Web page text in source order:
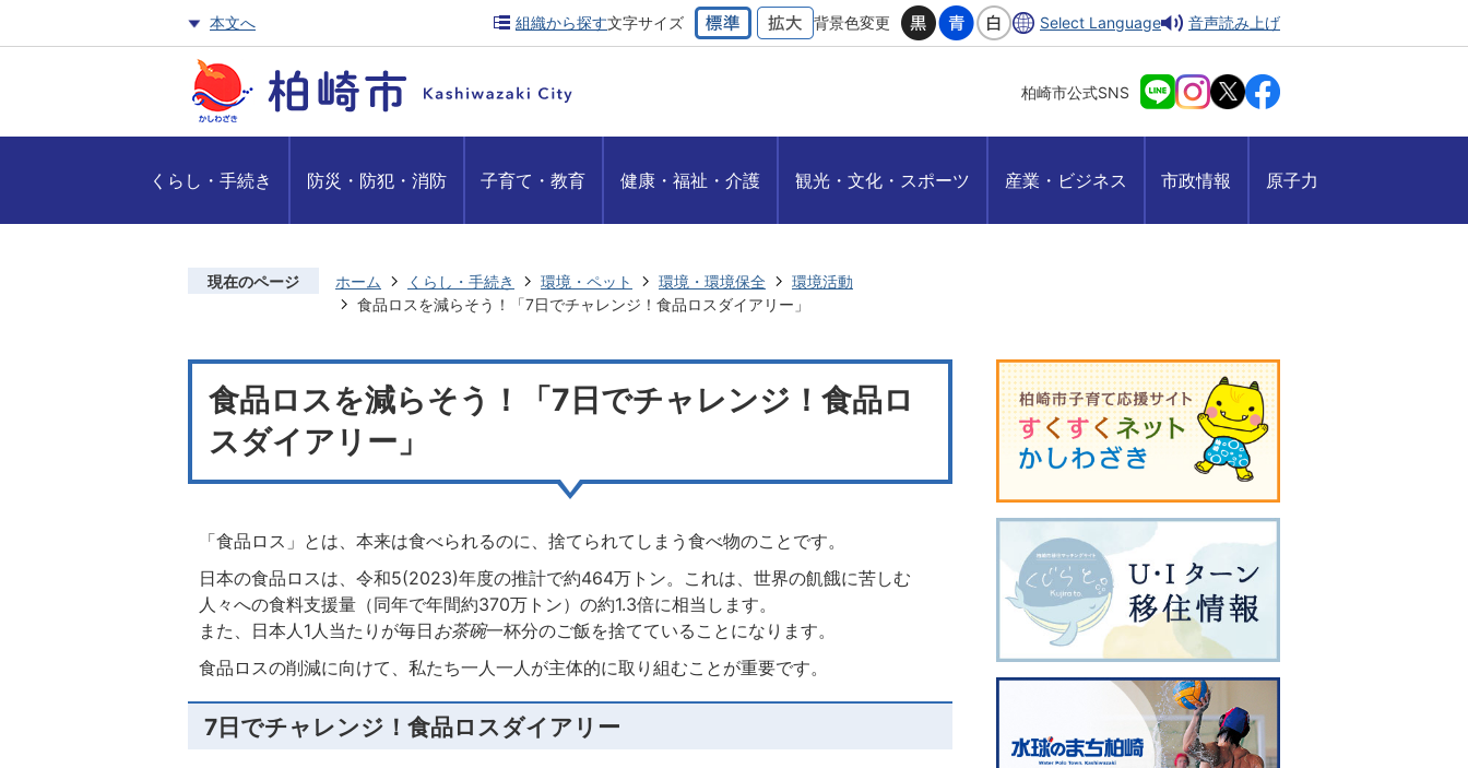
本文へ 組織から探す文字サイズ 背景色変更 Select Language 音声読み上げ
柏崎市公式SNS
くらし・手続き 防災・防犯・消防 子育て・教育 健康・福祉・介護 観光・文化・スポーツ 産業・ビジネス 市政情報 原子力
現在のページ ホーム くらし・手続き 環境・ペット 環境・環境保全
環境活動
食品ロスを減らそう！「7日でチャレンジ！食品ロスダイアリー」
食品ロスを減らそう！「7日でチャレンジ！食品ロ
スダイアリー」
「食品ロス」とは、本来は食べられるのに、捨てられてしまう食べ物のことです。
日本の食品ロスは、令和5(2023)年度の推計で約464万トン。これは、世界の飢餓に苦しむ
人々への食料支援量（同年で年間約370万トン）の約1.3倍に相当します。
また、日本人1人当たりが毎日お茶碗一杯分のご飯を捨てていることになります。
食品ロスの削減に向けて、私たち一人一人が主体的に取り組むことが重要です。
7日でチャレンジ！食品ロスダイアリー